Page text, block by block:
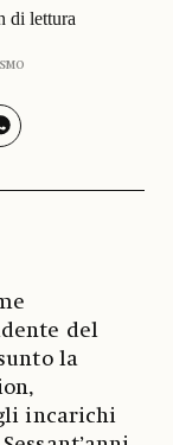
di lettura
del
la
incarichi